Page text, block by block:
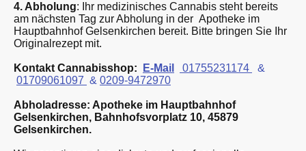
4. Abholung: Ihr medizinisches Cannabis steht bereits
am nächsten Tag zur Abholung in der Apotheke im
Hauptbahnhof Gelsenkirchen bereit. Bitte bringen Sie Ihr
Originalrezept mit.
Kontakt Cannabisshop: E-Mail 01755231174
&
01709061097 & 0209-9472970
Abholadresse: Apotheke im Hauptbahnhof
Gelsenkirchen, Bahnhofsvorplatz 10, 45879
Gelsenkirchen.